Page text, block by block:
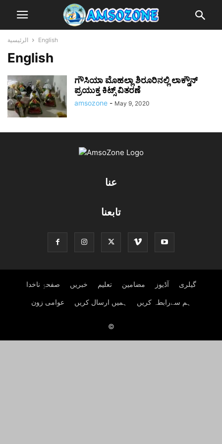
الرئيسية English
English
ಗೌಸಿಯಾ ಮೊಹಲ್ಲಾ ಶಿರೂರಿನಲ್ಲಿ ಲಾಕ್ಡೌನ್
ಪ್ರಯುಕ್ತ ಕಿಟ್ಸ್ ವಿತರಣೆ
amsozone - May 9, 2020
عنا
تابعنا
صفحۂِ ناخدا خبریں تعلیم مضامین آڈیوز گیلری
عوامی زون ہمیں ارسال کریں ہم سےرابطہ کریں
©